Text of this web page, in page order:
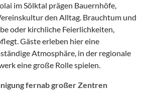
im Sölktal prägen Bauernhöfe,
den Alltag. Brauchtum und
oder kirchliche Feierlichkeiten,
Gäste erleben hier eine
Atmosphäre, in der regionale
eine große Rolle spielen.
fernab großer Zentren